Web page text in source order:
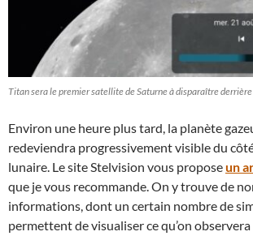
Titan sera le premier satellite de Saturne à disparaître
Environ une heure plus tard, la planète
redeviendra progressivement visible du
lunaire. Le site Stelvision vous proposeun
que je vous recommande. On y trouve de
informations, dont un certain nombre de
permettent de visualiser ce qu’on